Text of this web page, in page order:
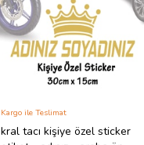
kral tacı kişiye özel sticker
Kargo ile Teslimat